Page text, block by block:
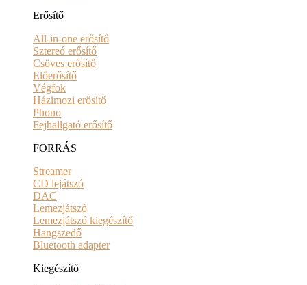
Erősítő
All-in-one erősítő
Sztereó erősítő
Csöves erősítő
Előerősítő
Végfok
Házimozi erősítő
Phono
Fejhallgató erősítő
FORRÁS
Streamer
CD lejátszó
DAC
Lemezjátszó
Lemezjátszó kiegészítő
Hangszedő
Bluetooth adapter
Kiegészítő